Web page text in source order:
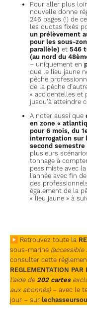
Pour aller plus
nouvelle donne
246 pages (!) de
les quotas fixés
un prélèvement
pour les sous-
parallèle) et 546
(au nord du
– uniquement en
que le lieu jaune
pêche
de la pêche
« accidentelles et
jusqu’à atteindre
A noter aussi que
en zone «
pour 6 mois, du
interrogation sur
second semestre
plusieurs
tonnage à
pessimiste avec
l’année avec fin
des
également de la
« lieu jaune » à
▶ Retrouvez toute la
sous-marine (accessible
consulter cette
REGLEMENTATION PAR
l’aide de 202 cartes
aux abonnés)– avec le
jour – sur